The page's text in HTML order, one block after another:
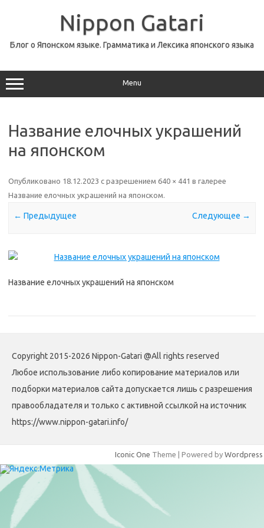
Nippon Gatari
Блог о Японском языке. Грамматика и Лексика японского языка
Menu
Название елочных украшений
на японском
Опубликовано 18.12.2023 с разрешением 640 × 441 в галерее
Название елочных украшений на японском.
← Предыдущее Следующее →
Название елочных украшений на японском
Copyright 2015-2026 Nippon-Gatari @All rights reserved
Любое использование либо копирование материалов или
подборки материалов сайта допускается лишь с разрешения
правообладателя и только с активной ссылкой на источник
https://www.nippon-gatari.info/
Iconic One Theme | Powered by Wordpress